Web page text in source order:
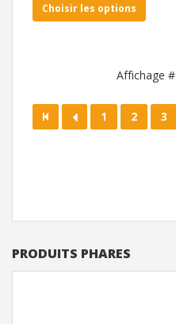
PRODUITS PHARES
Choisir les options
Affichage #
1 2 3